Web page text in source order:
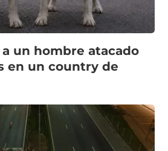
un hombre atacado
en un country de